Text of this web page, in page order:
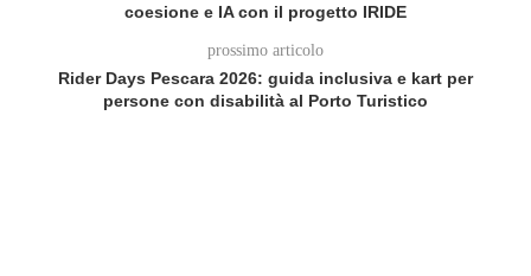
coesione e IA con il progetto IRIDE
prossimo articolo
Rider Days Pescara 2026: guida inclusiva e kart per
persone con disabilità al Porto Turistico